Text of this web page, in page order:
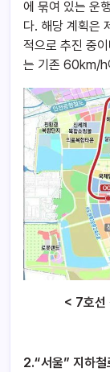
에 묶여 있는 운
다. 해당 계획은
적으로 추진 중
는 기존 60km/h
< 7호선
2.“서울” 지하